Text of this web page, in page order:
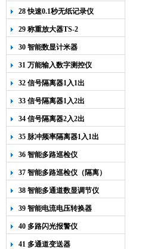
28 快速0.1秒无纸记录仪
29 称重放大器TS-2
30 智能数显计米器
31 万能输入数字测控仪
32 信号隔离器1入1出
33 信号隔离器1入2出
34 信号隔离器2入2出
35 脉冲频率隔离器1入1出
36 智能多路巡检仪
37 智能多路巡检仪（隔离）
38 智能多通道数显调节仪
39 智能电流电压转换器
40 多路闪光报警仪
41 多通道变送器